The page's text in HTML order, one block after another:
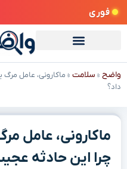
فوری
واضح » سلامت »
داد؟
چرا این حادثه